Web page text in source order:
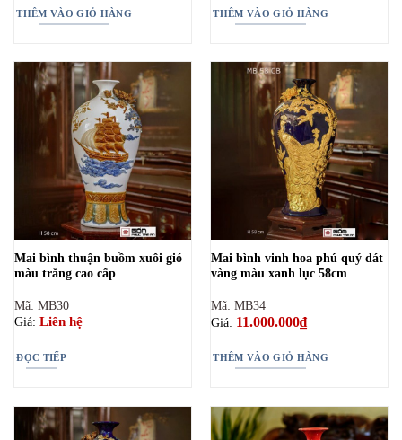
THÊM VÀO GIỎ HÀNG
4.000.000₫.
THÊM VÀO GIỎ HÀNG
Mai bình thuận buồm xuôi gió
màu trắng cao cấp
Mã: MB30
Giá: Liên hệ
ĐỌC TIẾP
Mai bình vinh hoa phú quý dát
vàng màu xanh lục 58cm
Mã: MB34
Giá: 11.000.000₫
THÊM VÀO GIỎ HÀNG